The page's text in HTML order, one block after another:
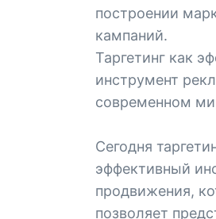
построении
кампаний.
Таргетинг как
инструмент
современном
Сегодня
эффективный
продвижения,
позволяет